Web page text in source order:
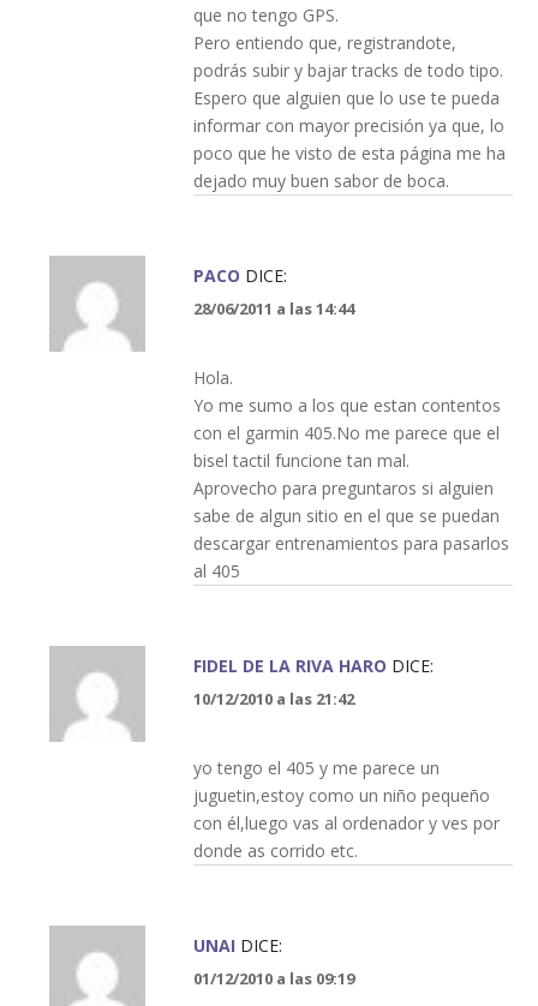
que no tengo GPS.
Pero entiendo que, registrandote,
podrás subir y bajar tracks de todo tipo.
Espero que alguien que lo use te pueda
informar con mayor precisión ya que, lo
poco que he visto de esta página me ha
dejado muy buen sabor de boca.
PACO DICE:
28/06/2011 a las 14:44
Hola.
Yo me sumo a los que estan contentos
con el garmin 405.No me parece que el
bisel tactil funcione tan mal.
Aprovecho para preguntaros si alguien
sabe de algun sitio en el que se puedan
descargar entrenamientos para pasarlos
al 405
FIDEL DE LA RIVA HARO DICE:
10/12/2010 a las 21:42
yo tengo el 405 y me parece un
juguetin,estoy como un niño pequeño
con él,luego vas al ordenador y ves por
donde as corrido etc.
UNAI DICE:
01/12/2010 a las 09:19